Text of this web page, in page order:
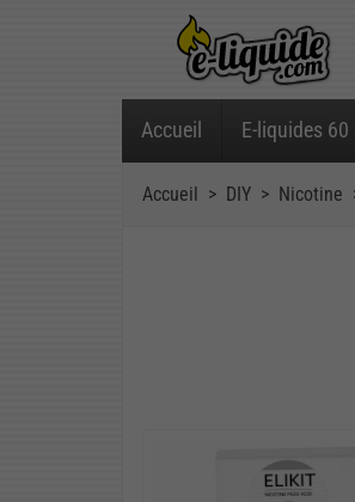
Accueil E-liquides 60
Accueil DIY Nicotine